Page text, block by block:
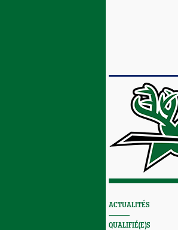
ACTUALITÉS
QUALIFIÉ(E)S